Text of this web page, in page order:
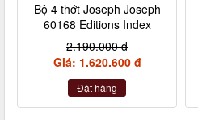
Bộ 4 thớt Joseph Joseph
60168 Editions Index
2.190.000 đ
Giá: 1.620.600 đ
Đặt hàng